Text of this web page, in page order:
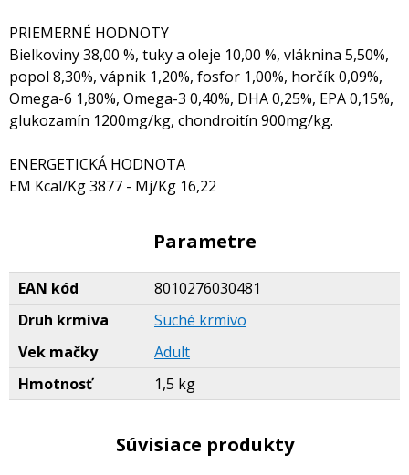
PRIEMERNÉ HODNOTY
Bielkoviny 38,00 %, tuky a oleje 10,00 %, vláknina 5,50%,
popol 8,30%, vápnik 1,20%, fosfor 1,00%, horčík 0,09%,
Omega-6 1,80%, Omega-3 0,40%, DHA 0,25%, EPA 0,15%,
glukozamín 1200mg/kg, chondroitín 900mg/kg.
ENERGETICKÁ HODNOTA
EM Kcal/Kg 3877 - Mj/Kg 16,22
Parametre
EAN kód
8010276030481
Druh krmiva
Suché krmivo
Vek mačky
Adult
Hmotnosť
1,5 kg
Súvisiace produkty